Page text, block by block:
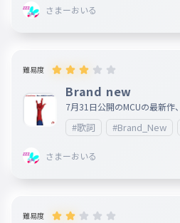
ょくぱんうぃずばたー
さまーおいる
難易度
Brand new
7月31日公開のMCUの最新作
な3部作の1作目「スパイダ
イ」の主題歌であります ◇
打たない ・アルファベット
#歌詞 #Brand_New
さまーおいる
難易度